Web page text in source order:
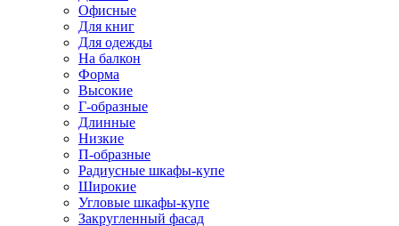
Офисные
Для книг
Для одежды
На балкон
Форма
Высокие
Г-образные
Длинные
Низкие
П-образные
Радиусные шкафы-купе
Широкие
Угловые шкафы-купе
Закругленный фасад